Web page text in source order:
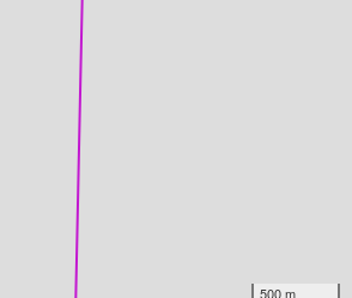
500 m